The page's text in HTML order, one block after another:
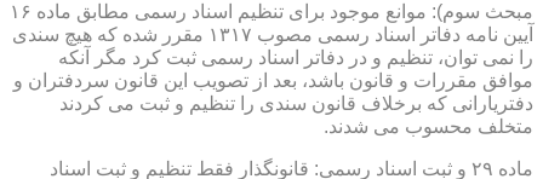
مبحث سوم): موانع موجود برای تنظیم اسناد رسمی مطابق ماده ۱۶
آیین نامه دفاتر اسناد رسمی مصوب ۱۳۱۷ مقرر شده که هیچ سندی
را نمی توان، تنظیم و در دفاتر اسناد رسمی ثبت کرد مگر آنکه
موافق مقررات و قانون باشد، بعد از تصویب این قانون سردفتران و
دفتریارانی که برخلاف قانون سندی را تنظیم و ثبت می کردند
متخلف محسوب می شدند.
ماده ۲۹ و ثبت اسناد رسمی: قانونگذار فقط تنظیم و ثبت اسناد